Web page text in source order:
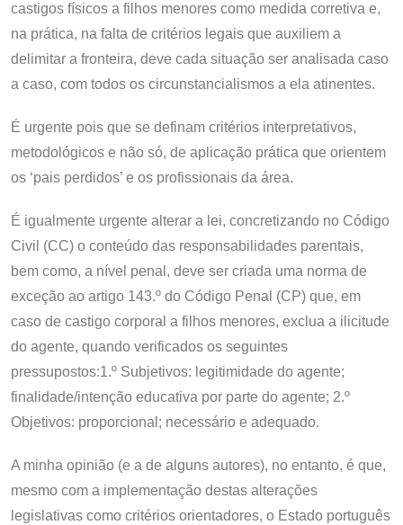
castigos físicos a filhos menores como medida corretiva e,
na prática, na falta de critérios legais que auxiliem a
delimitar a fronteira, deve cada situação ser analisada caso
a caso, com todos os circunstancialismos a ela atinentes.
É urgente pois que se definam critérios interpretativos,
metodológicos e não só, de aplicação prática que orientem
os ‘pais perdidos’ e os profissionais da área.
É igualmente urgente alterar a lei, concretizando no Código
Civil (CC) o conteúdo das responsabilidades parentais,
bem como, a nível penal, deve ser criada uma norma de
exceção ao artigo 143.º do Código Penal (CP) que, em
caso de castigo corporal a filhos menores, exclua a ilicitude
do agente, quando verificados os seguintes
pressupostos:1.º Subjetivos: legitimidade do agente;
finalidade/intenção educativa por parte do agente; 2.º
Objetivos: proporcional; necessário e adequado.
A minha opinião (e a de alguns autores), no entanto, é que,
mesmo com a implementação destas alterações
legislativas como critérios orientadores, o Estado português